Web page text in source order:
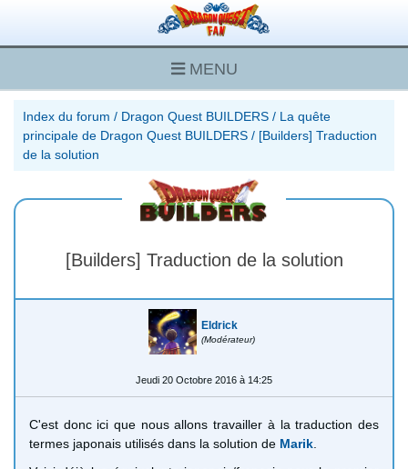
MENU
Index du forum / Dragon Quest BUILDERS / La quête
principale de Dragon Quest BUILDERS / [Builders] Traduction
de la solution
[Builders] Traduction de la solution
Eldrick
(Modérateur)
Jeudi 20 Octobre 2016 à 14:25
C'est donc ici que nous allons travailler à la traduction des
termes japonais utilisés dans la solution de Marik